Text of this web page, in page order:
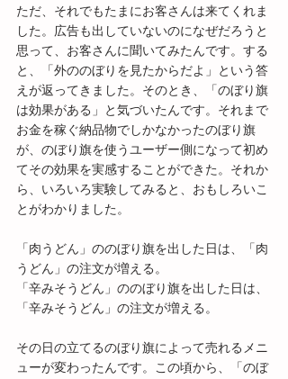
ただ、それでもたまにお客さんは来てくれま
した。広告も出していないのになぜだろうと
思って、お客さんに聞いてみたんです。する
と、「外ののぼりを見たからだよ」という答
えが返ってきました。そのとき、「のぼり旗
は効果がある」と気づいたんです。それまで
お金を稼ぐ納品物でしかなかったのぼり旗
が、のぼり旗を使うユーザー側になって初め
てその効果を実感することができた。それか
ら、いろいろ実験してみると、おもしろいこ
とがわかりました。
「肉うどん」ののぼり旗を出した日は、「肉
うどん」の注文が増える。
「辛みそうどん」ののぼり旗を出した日は、
「辛みそうどん」の注文が増える。
その日の立てるのぼり旗によって売れるメニ
ューが変わったんです。この頃から、「のぼ